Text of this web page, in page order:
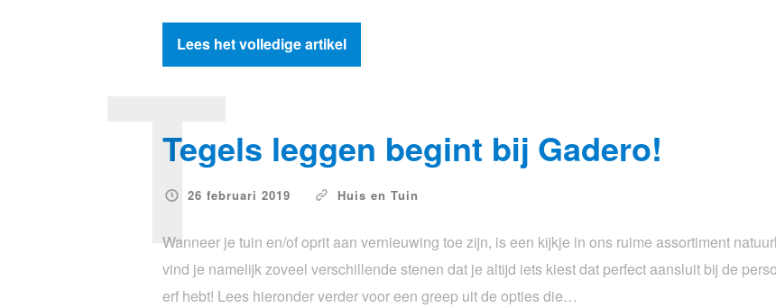
Lees het volledige artikel
Tegels leggen begint bij Gadero!
26 februari 2019 Huis en Tuin
T
Wanneer je tuin en/of oprit aan vernieuwing toe zijn, is een kijkje in ons ruime assortiment
vind je namelijk zoveel verschillende stenen dat je altijd iets kiest dat perfect aansluit bij de
erf hebt! Lees hieronder verder voor een greep uit de opties die…